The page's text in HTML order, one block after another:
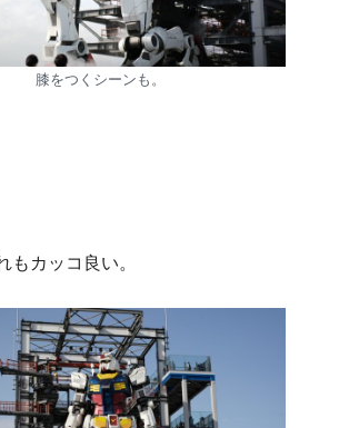
膝をつくシーンも。
もカッコ良い。